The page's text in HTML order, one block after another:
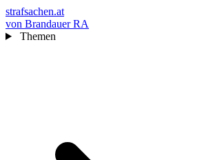
strafsachen.at
von Brandauer RA
Themen